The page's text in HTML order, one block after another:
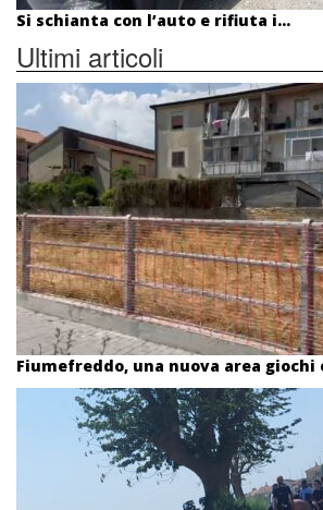
Si schianta con l’auto e rifiuta i...
Ultimi articoli
Fiumefreddo, una nuova area giochi